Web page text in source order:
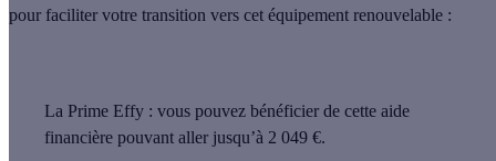
pour faciliter votre transition vers cet équipement renouvelable :
La Prime Effy : vous pouvez bénéficier de cette aide
financière pouvant aller jusqu’à 2 049 €.